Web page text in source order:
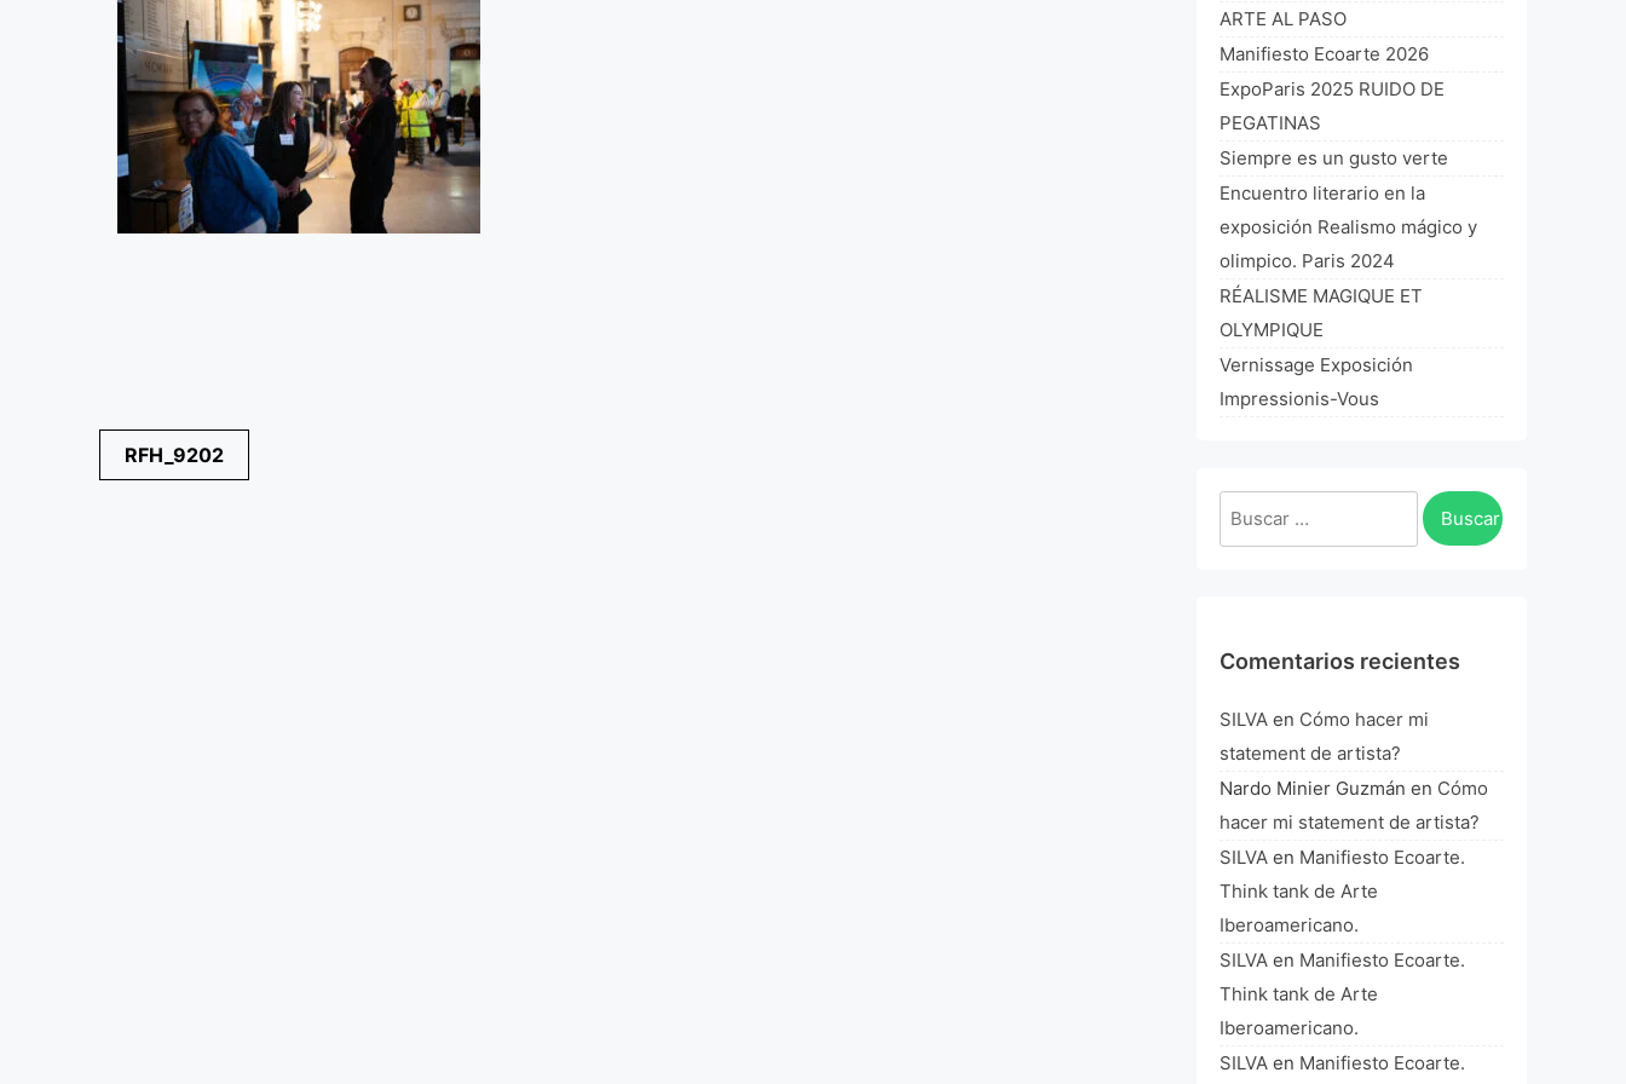
Navegación
de
RFH_9202
ARTE AL PASO
Manifiesto Ecoarte 2026
ExpoParis 2025 RUIDO DE
PEGATINAS
Siempre es un gusto verte
Encuentro literario en la
exposición Realismo mágico y
olimpico. Paris 2024
RÉALISME MAGIQUE ET
OLYMPIQUE
Vernissage Exposición
Impressionis-Vous
Buscar:
Comentarios recientes
SILVA en Cómo hacer mi
statement de artista?
Nardo Minier Guzmán en Cómo
hacer mi statement de artista?
SILVA en Manifiesto Ecoarte.
Think tank de Arte
Iberoamericano.
SILVA en Manifiesto Ecoarte.
Think tank de Arte
Iberoamericano.
SILVA en Manifiesto Ecoarte.